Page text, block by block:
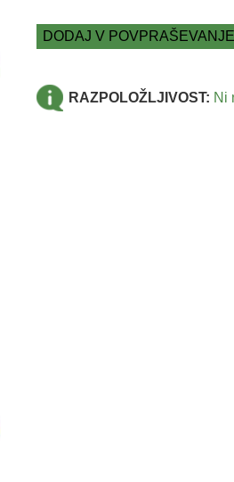
DODAJ V POVPRAŠEVANJE
RAZPOLOŽLJIVOST: Ni